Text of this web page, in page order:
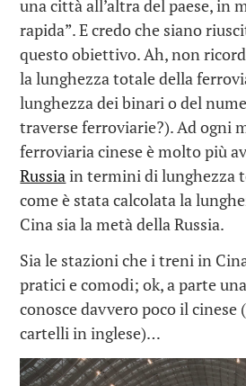
una città all’altra del paese, in
rapida”. E credo che siano
questo obiettivo. Ah, non
la lunghezza totale della
lunghezza dei binari o del
traverse ferroviarie?). Ad ogni
ferroviaria cinese è molto più
Russia in termini di lunghezza
come è stata calcolata la
Cina sia la metà della Russia.
Sia le stazioni che i treni in
pratici e comodi; ok, a parte
conosce davvero poco il cinese
cartelli in inglese)…